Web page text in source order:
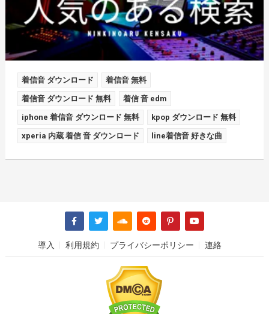
着信音 ダウンロード 着信音 無料
着信音 ダウンロード 無料 着信 音 edm
iphone 着信音 ダウンロード 無料 kpop ダウンロード 無料
xperia 内蔵 着信 音 ダウンロード line着信音 好きな曲
導入 利用規約 プライバシーポリシー 連絡